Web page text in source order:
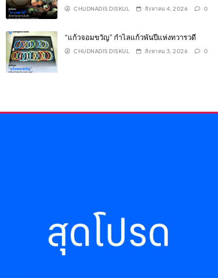
CHUDNADIS DISKUL สิงหาคม 4, 2026 0
“แก้วจอมขวัญ” กำไลแก้วพันปีแห่งทวารวดี
CHUDNADIS DISKUL สิงหาคม 3, 2026 0